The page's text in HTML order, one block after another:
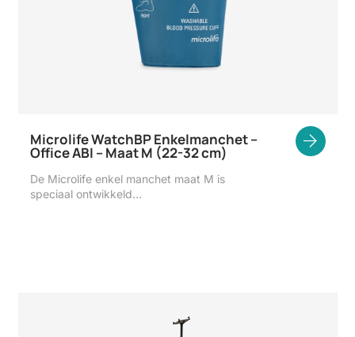
Microlife WatchBP Enkelmanchet –
Office ABI – Maat M (22-32 cm)
De Microlife enkel manchet maat M is
speciaal ontwikkeld…